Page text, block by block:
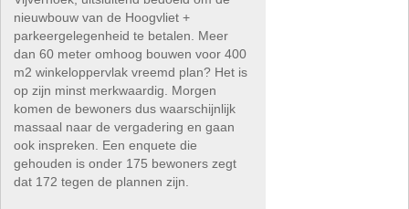
nieuwbouw van de Hoogvliet +
parkeergelegenheid te betalen. Meer
dan 60 meter omhoog bouwen voor 400
m2 winkeloppervlak vreemd plan? Het is
op zijn minst merkwaardig. Morgen
komen de bewoners dus waarschijnlijk
massaal naar de vergadering en gaan
ook inspreken. Een enquete die
gehouden is onder 175 bewoners zegt
dat 172 tegen de plannen zijn.